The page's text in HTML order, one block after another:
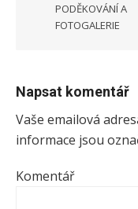
proPODĚKOVÁNÍ A
FOTOGALERIE
Napsat komentář
Vaše emailová
informace jsou
Komentář